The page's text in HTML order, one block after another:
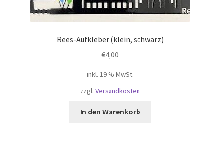
Rees-Aufkleber (klein, schwarz)
€4,00
inkl. 19 % MwSt.
zzgl. Versandkosten
In den Warenkorb